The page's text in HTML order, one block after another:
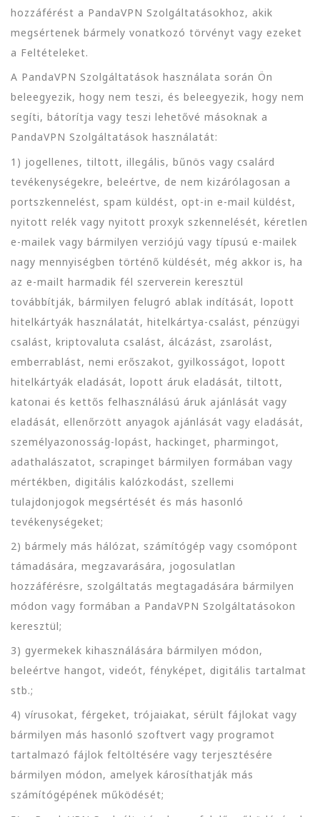
hozzáférést a PandaVPN Szolgáltatásokhoz, akik
megsértenek bármely vonatkozó törvényt vagy ezeket
a Feltételeket.
A PandaVPN Szolgáltatások használata során Ön
beleegyezik, hogy nem teszi, és beleegyezik, hogy nem
segíti, bátorítja vagy teszi lehetővé másoknak a
PandaVPN Szolgáltatások használatát:
1) jogellenes, tiltott, illegális, bűnös vagy csalárd
tevékenységekre, beleértve, de nem kizárólagosan a
portszkennelést, spam küldést, opt-in e-mail küldést,
nyitott relék vagy nyitott proxyk szkennelését, kéretlen
e-mailek vagy bármilyen verziójú vagy típusú e-mailek
nagy mennyiségben történő küldését, még akkor is, ha
az e-mailt harmadik fél szerverein keresztül
továbbítják, bármilyen felugró ablak indítását, lopott
hitelkártyák használatát, hitelkártya-csalást, pénzügyi
csalást, kriptovaluta csalást, álcázást, zsarolást,
emberrablást, nemi erőszakot, gyilkosságot, lopott
hitelkártyák eladását, lopott áruk eladását, tiltott,
katonai és kettős felhasználású áruk ajánlását vagy
eladását, ellenőrzött anyagok ajánlását vagy eladását,
személyazonosság-lopást, hackinget, pharmingot,
adathalászatot, scrapinget bármilyen formában vagy
mértékben, digitális kalózkodást, szellemi
tulajdonjogok megsértését és más hasonló
tevékenységeket;
2) bármely más hálózat, számítógép vagy csomópont
támadására, megzavarására, jogosulatlan
hozzáférésre, szolgáltatás megtagadására bármilyen
módon vagy formában a PandaVPN Szolgáltatásokon
keresztül;
3) gyermekek kihasználására bármilyen módon,
beleértve hangot, videót, fényképet, digitális tartalmat
stb.;
4) vírusokat, férgeket, trójaiakat, sérült fájlokat vagy
bármilyen más hasonló szoftvert vagy programot
tartalmazó fájlok feltöltésére vagy terjesztésére
bármilyen módon, amelyek károsíthatják más
számítógépének működését;